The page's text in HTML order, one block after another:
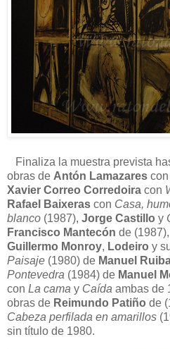
Finaliza la muestra prevista
obras de Antón Lamazares con
Xavier Correo Corredoira con
Rafael Baixeras con Casa,
blanco (1987), Jorge Castillo y
Francisco Mantecón de (1987),
Guillermo Monroy, Lodeiro y
Paisaje (1980) de Manuel
Pontevedra (1984) de Manuel
con La cama y Caída ambas de
obras de Reimundo Patiño de
Cabeza perfilada en amarillos
sin título de 1980.